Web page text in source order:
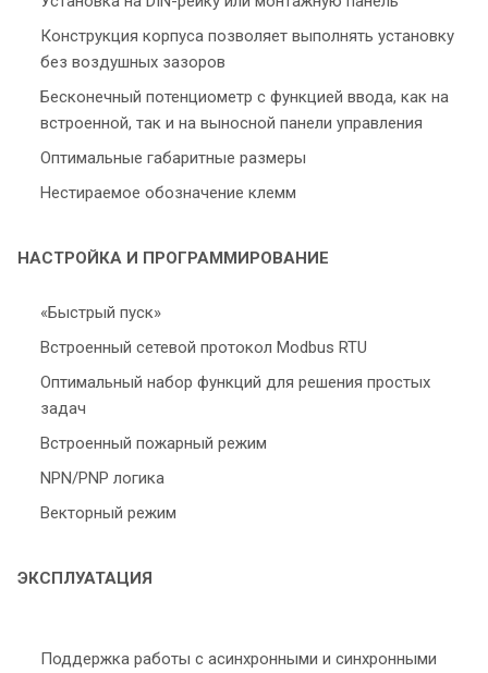
Конструкция корпуса позволяет выполнять установку
без воздушных зазоров
Бесконечный потенциометр с функцией ввода, как на
встроенной, так и на выносной панели управления
Оптимальные габаритные размеры
Нестираемое обозначение клемм
НАСТРОЙКА И ПРОГРАММИРОВАНИЕ
«Быстрый пуск»
Встроенный сетевой протокол Modbus RTU
Оптимальный набор функций для решения простых
задач
Встроенный пожарный режим
NPN/PNP логика
Векторный режим
ЭКСПЛУАТАЦИЯ
Поддержка работы с асинхронными и синхронными